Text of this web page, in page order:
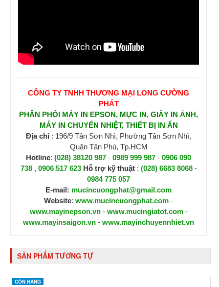
CÔNG TY TNHH THƯƠNG MẠI LONG CƯỜNG
PHÁT
PHÂN PHỐI MÁY IN EPSON, MỰC IN, GIẤY IN ẢNH,
MÁY IN CHUYỂN NHIỆT, THIẾT BỊ IN ẤN
Địa chỉ : 196/9 Tân Sơn Nhì, Phường Tân Sơn Nhì,
Quận Tân Phú, Tp.HCM
Hotline: (028) 38120 987 - 0989 999 987 - 0906 090
738, 0906 517 623 Hỗ trợ kỹ thuật : (028) 6683 8068-
0984 775 057
E-mail: mucincuongphat@gmail.com
Website: www.mucincuongphat.com -
www.mayinepson.vn- www.mucingiatot.com-
www.mayinsaigon.vn - www.mayinchuyennhiet.vn
SẢN PHẨM TƯƠNG TỰ
CÒN HÀNG